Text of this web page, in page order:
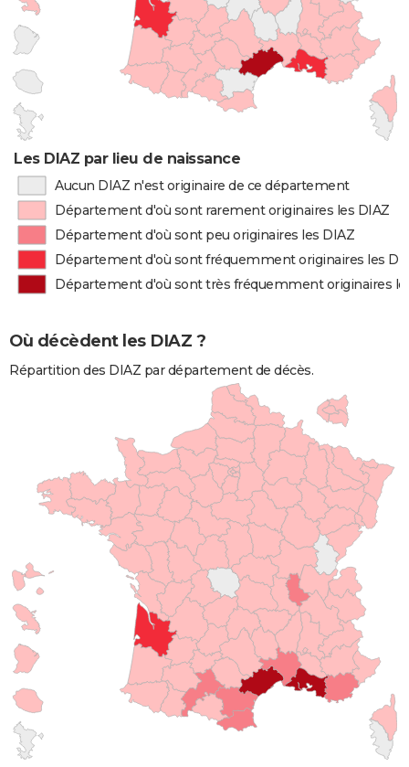
Les DIAZ par lieu de naissance
Aucun DIAZ n'est originaire de ce département
Département d'où sont rarement originaires les DIAZ
Département d'où sont peu originaires les DIAZ
Département d'où sont fréquemment originaires les
Département d'où sont très fréquemment originaires
Où décèdent les DIAZ ?
Répartition des DIAZ par département de décès.